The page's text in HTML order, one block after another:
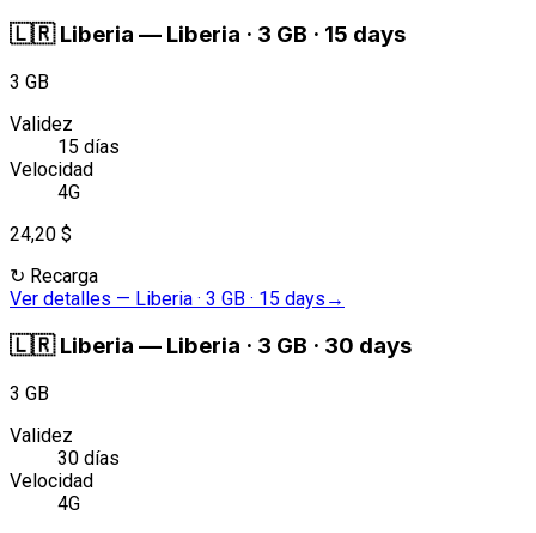
🇱🇷 Liberia — Liberia · 3 GB · 15 days
3 GB
Validez
15 días
Velocidad
4G
24,20 $
↻ Recarga
Ver detalles — Liberia · 3 GB · 15 days →
🇱🇷 Liberia — Liberia · 3 GB · 30 days
3 GB
Validez
30 días
Velocidad
4G